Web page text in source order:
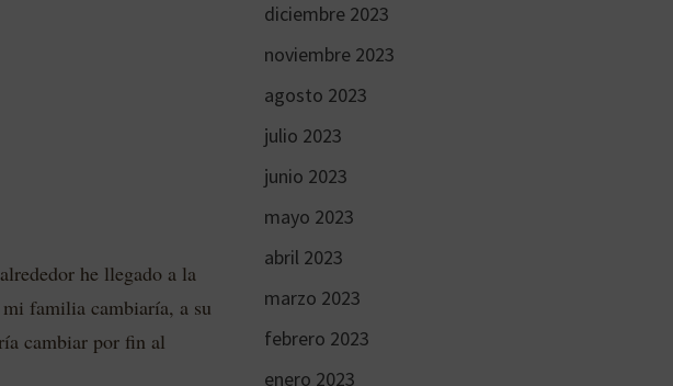
he llegado a la
familia cambiaría, a su
cambiar por fin al
diciembre 2023
noviembre 2023
agosto 2023
julio 2023
junio 2023
mayo 2023
abril 2023
marzo 2023
febrero 2023
enero 2023